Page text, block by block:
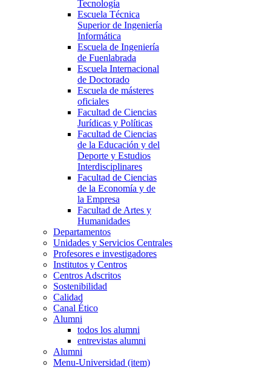
Tecnología
Escuela Técnica
Superior de Ingeniería
Informática
Escuela de Ingeniería
de Fuenlabrada
Escuela Internacional
de Doctorado
Escuela de másteres
oficiales
Facultad de Ciencias
Jurídicas y Políticas
Facultad de Ciencias
de la Educación y del
Deporte y Estudios
Interdisciplinares
Facultad de Ciencias
de la Economía y de
la Empresa
Facultad de Artes y
Humanidades
Departamentos
Unidades y Servicios Centrales
Profesores e investigadores
Institutos y Centros
Centros Adscritos
Sostenibilidad
Calidad
Canal Ético
Alumni
todos los alumni
entrevistas alumni
Alumni
Menu-Universidad (item)